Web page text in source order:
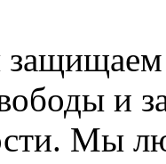
и
Мы